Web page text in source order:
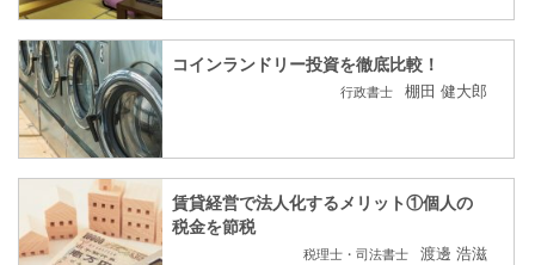
コインランドリー投資を徹底比較！
行政書士 棚田 健大郎
賃貸経営で法人化するメリット①個人の
税金を節税
税理士・司法書士 渡邊 浩滋